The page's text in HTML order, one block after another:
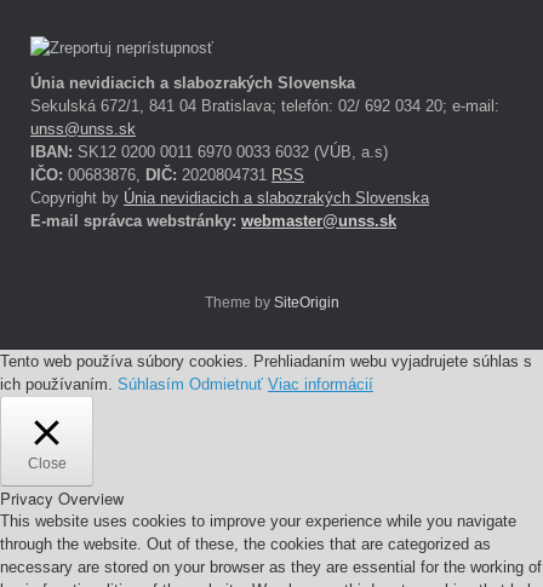
Únia nevidiacich a slabozrakých Slovenska
Sekulská 672/1, 841 04 Bratislava; telefón: 02/ 692 034 20; e-mail:
unss@unss.sk
IBAN: SK12 0200 0011 6970 0033 6032 (VÚB, a.s)
IČO: 00683876, DIČ: 2020804731 RSS
Copyright by Únia nevidiacich a slabozrakých Slovenska
E-mail správca webstránky: webmaster@unss.sk
Theme by SiteOrigin
Tento web používa súbory cookies. Prehliadaním webu vyjadrujete súhlas s
ich používaním. Súhlasím Odmietnuť Viac informácií
Close
Privacy Overview
This website uses cookies to improve your experience while you navigate
through the website. Out of these, the cookies that are categorized as
necessary are stored on your browser as they are essential for the working of